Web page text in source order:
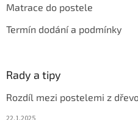
Matrace do postele
Termín dodání a podmínky
Rady a tipy
Rozdíl mezi postelemi z